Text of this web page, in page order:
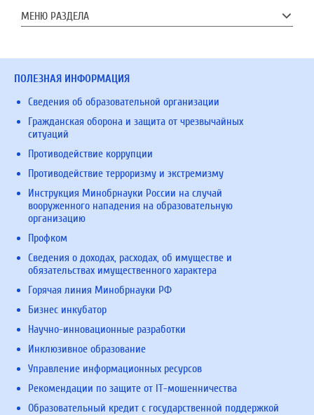
МЕНЮ РАЗДЕЛА
ПОЛЕЗНАЯ ИНФОРМАЦИЯ
Сведения об образовательной организации
Гражданская оборона и защита от чрезвычайных
ситуаций
Противодействие коррупции
Противодействие терроризму и экстремизму
Инструкция Минобрнауки России на случай
вооруженного нападения на образовательную
организацию
Профком
Сведения о доходах, расходах, об имуществе и
обязательствах имущественного характера
Горячая линия Минобрнауки РФ
Бизнес инкубатор
Научно-инновационные разработки
Инклюзивное образование
Управление информационных ресурсов
Рекомендации по защите от IT-мошенничества
Образовательный кредит с государственной поддержкой